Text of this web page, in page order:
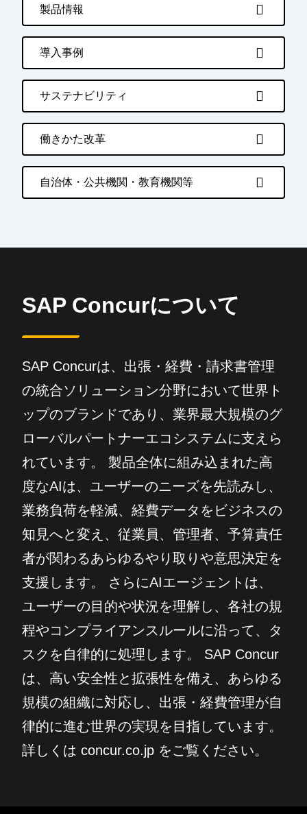
製品情報
導入事例
サステナビリティ
働きかた改革
自治体・公共機関・教育機関等
SAP Concurについて
SAP Concurは、出張・経費・請求書管理
の統合ソリューション分野において世界ト
ップのブランドであり、業界最大規模のグ
ローバルパートナーエコシステムに支えら
れています。 製品全体に組み込まれた高
度なAIは、ユーザーのニーズを先読みし、
業務負荷を軽減、経費データをビジネスの
知見へと変え、従業員、管理者、予算責任
者が関わるあらゆるやり取りや意思決定を
支援します。 さらにAIエージェントは、
ユーザーの目的や状況を理解し、各社の規
程やコンプライアンスルールに沿って、タ
スクを自律的に処理します。 SAP Concur
は、高い安全性と拡張性を備え、あらゆる
規模の組織に対応し、出張・経費管理が自
律的に進む世界の実現を目指しています。
詳しくは concur.co.jp をご覧ください。